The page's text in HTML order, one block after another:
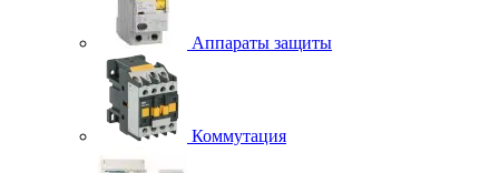
Аппараты защиты
Коммутация